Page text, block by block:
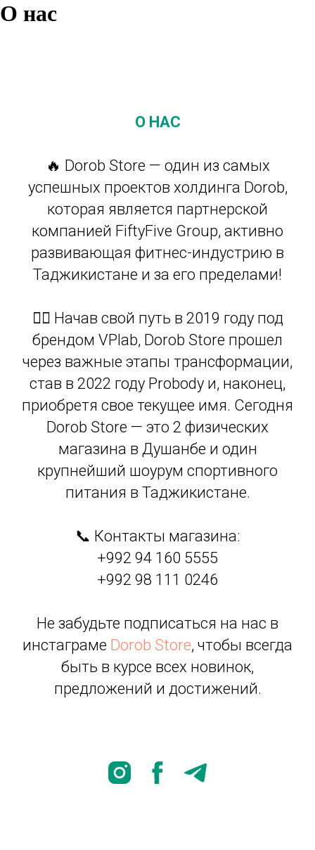
О нас
О НАС
🔥 Dorob Store — один из самых
успешных проектов холдинга Dorob,
которая является партнерской
компанией FiftyFive Group, активно
развивающая фитнес-индустрию в
Таджикистане и за его пределами!
🏋️‍♂️ Начав свой путь в 2019 году под
брендом VPlab, Dorob Store прошел
через важные этапы трансформации,
став в 2022 году Probody и, наконец,
приобретя свое текущее имя. Сегодня
Dorob Store — это 2 физических
магазина в Душанбе и один
крупнейший шоурум спортивного
питания в Таджикистане.
📞 Контакты магазина:
+992 94 160 5555
+992 98 111 0246
Не забудьте подписаться на нас в
инстаграме Dorob Store, чтобы всегда
быть в курсе всех новинок,
предложений и достижений.